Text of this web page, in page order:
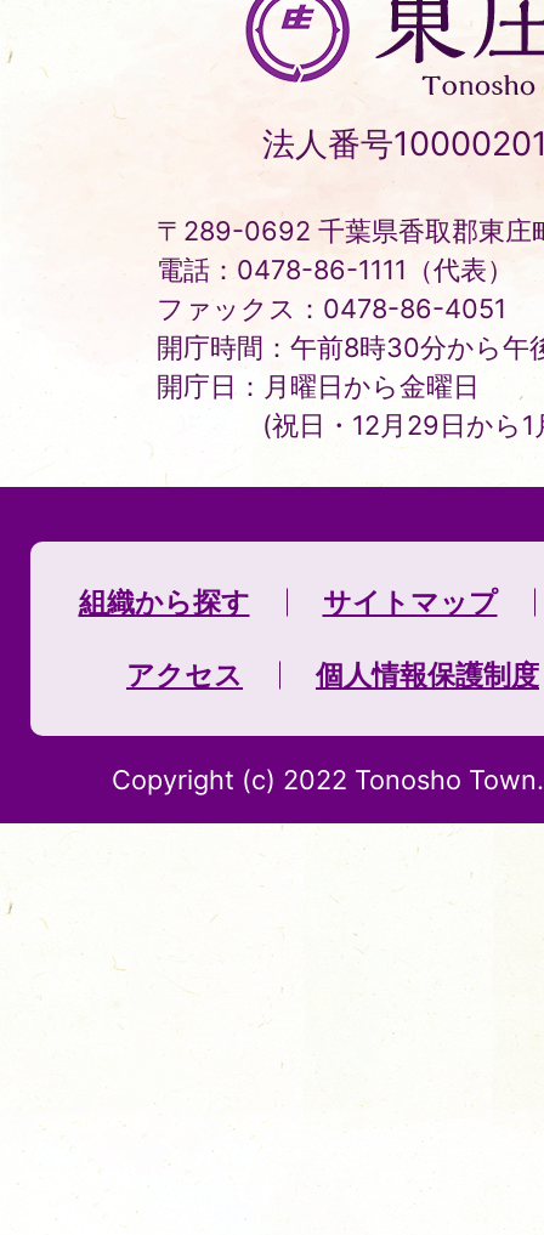
庄
町
Tonosho
Town
法人番号
〒289-0692 千葉県香取郡東庄
電話：0478-86-1111（代表）
ファックス：0478-86-4051
開庁時間：午前8時30分から午
開庁日：月曜日から金曜日
(祝日・12月29日から
組織から探す サイトマップ
アクセス 個人情報保護制度
Copyright (c) 2022 Tonosho